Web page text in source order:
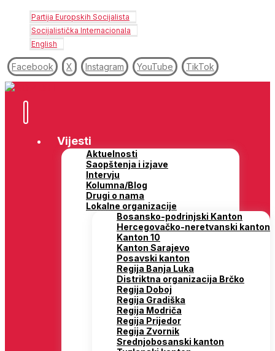
Partija Europskih Socijalista
Socijalistička Internacionala
English
Facebook X Instagram YouTube TikTok
Vijesti
Aktuelnosti
Saopštenja i izjave
Intervju
Kolumna/Blog
Drugi o nama
Lokalne organizacije
Bosansko-podrinjski Kanton
Hercegovačko-neretvanski kanton
Kanton 10
Kanton Sarajevo
Posavski kanton
Regija Banja Luka
Distriktna organizacija Brčko
Regija Doboj
Regija Gradiška
Regija Modriča
Regija Prijedor
Regija Zvornik
Srednjobosanski kanton